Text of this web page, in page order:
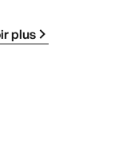
plus